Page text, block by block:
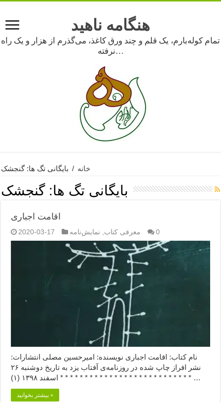
هنگامه ناهید
تمام کوله‌بارم، یک قلم و چند ورق کاغذ، می‌گذرم از هزار و یک راه
نرفته…
خانه / بایگانی تگ ها: گنجشک
بایگانی تگ ها:گنجشک
اقامت اجباری
2020-03-17 معرفی کتاب نمایش‌نامه 0
نام کتاب: اقامت اجباری نویسنده: امیرحسین مصلی انتشارات:
نشر افراز چاپ شده در روزنامه‌ی آفتاب یزد به تاریخ دوشنبه ۲۶
اسفند ۱۳۹۸ (۱) * * * * * * * * * * * * * * * * * * * * * * * * * * * …
بیشتر بخوانید »